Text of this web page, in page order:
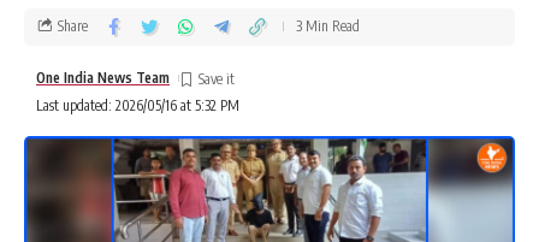
Last updated: 2026/05/16 at 5:32 PM
One India News Team
Share 3 Min Read